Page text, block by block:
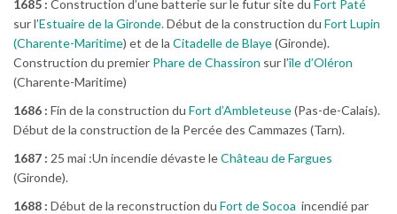
1685 : Construction d’une batterie sur le futur site du Fort Paté
sur l’Estuaire de la Gironde.Début de la construction du Fort Lupin
(Charente-Maritime) et de la Citadelle de Blaye(Gironde).
Construction du premier Phare de Chassiron sur l’île d’Oléron
(Charente-Maritime)
1686 : Fin de la construction du Fort d’Ambleteuse(Pas-de-Calais).
Début de la construction de la Percée des Cammazes (Tarn).
1687 : 25 mai :Un incendie dévaste leChâteau de Fargues
(Gironde).
1688 : Début de la reconstruction du Fort de Socoa incendié par